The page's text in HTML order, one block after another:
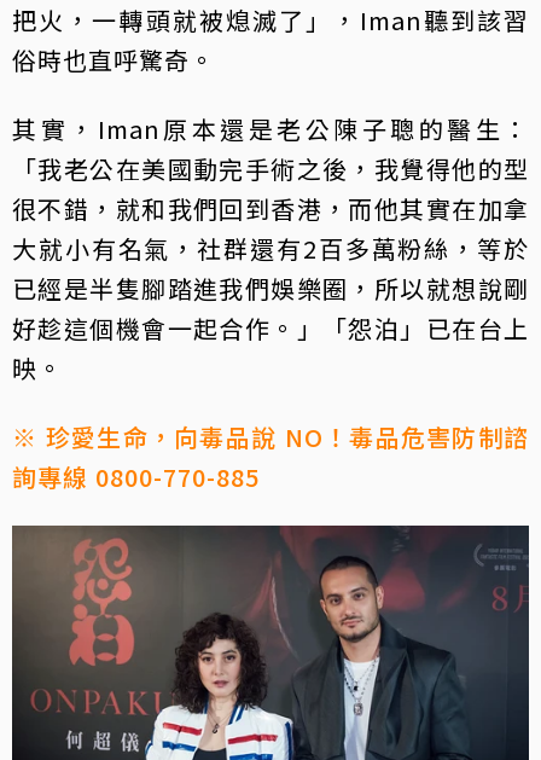
把火，一轉頭就被熄滅了」，Iman聽到該習
俗時也直呼驚奇。
其實，Iman原本還是老公陳子聰的醫生：
「我老公在美國動完手術之後，我覺得他的型
很不錯，就和我們回到香港，而他其實在加拿
大就小有名氣，社群還有2百多萬粉絲，等於
已經是半隻腳踏進我們娛樂圈，所以就想說剛
好趁這個機會一起合作。」「怨泊」已在台上
映。
※ 珍愛生命，向毒品說 NO！毒品危害防制諮
詢專線 0800-770-885